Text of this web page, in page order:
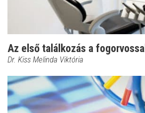
Az első találkozás a fogorvossal
Dr. Kiss Melinda Viktória